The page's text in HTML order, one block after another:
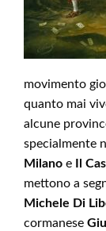
movimento
quanto mai
alcune
specialmente
Milano e Il
mettono a
Michele Di
cormanese